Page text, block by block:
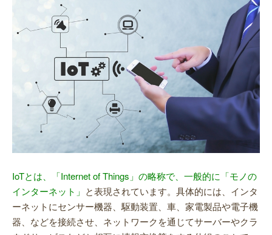
IoTとは、「Internet of Things」の略称で、一般的に「モノの
インターネット」 と表現されています。具体的には、インタ
ーネットにセンサー機器、駆動装置、車、家電製品や電子機
器、などを接続させ、ネットワークを通じてサーバーやクラ